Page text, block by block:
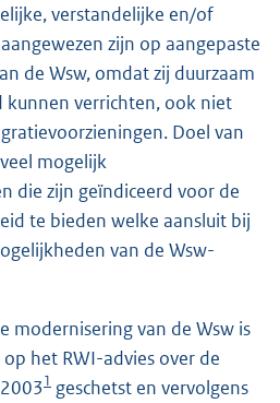
verstandelijke en/of
zijn op aangepaste
de Wsw, omdat zij duurzaam
kunnen verrichten, ook niet
Doel van
mogelijk
die zijn geïndiceerd voor de
te bieden welke aansluit bij
van de Wsw-
modernisering van de Wsw is
het RWI-advies over de
1 geschetst en vervolgens